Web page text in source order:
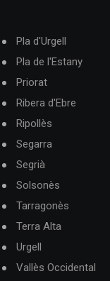
Pla d'Urgell
Pla de l'Estany
Priorat
Ribera d'Ebre
Ripollès
Segarra
Segrià
Solsonès
Tarragonès
Terra Alta
Urgell
Vallès Occidental